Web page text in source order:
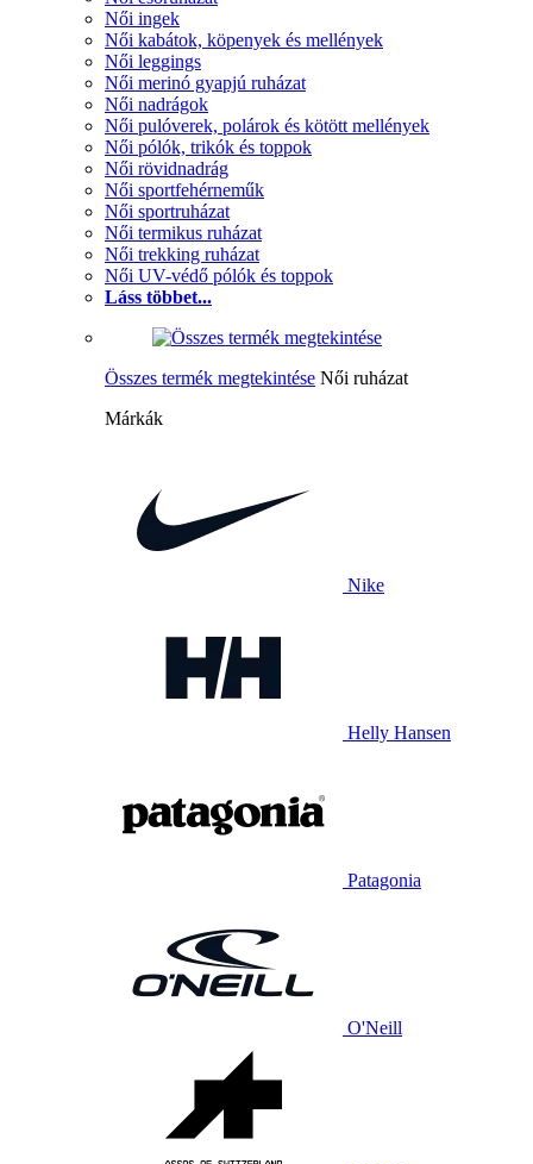
Női ingek
Női kabátok, köpenyek és mellények
Női leggings
Női merinó gyapjú ruházat
Női nadrágok
Női pulóverek, polárok és kötött mellények
Női pólók, trikók és toppok
Női rövidnadrág
Női sportfehérneműk
Női sportruházat
Női termikus ruházat
Női trekking ruházat
Női UV-védő pólók és toppok
Láss többet...
Összes termék megtekintése Női ruházat
Márkák
Nike
Helly Hansen
Patagonia
O'Neill